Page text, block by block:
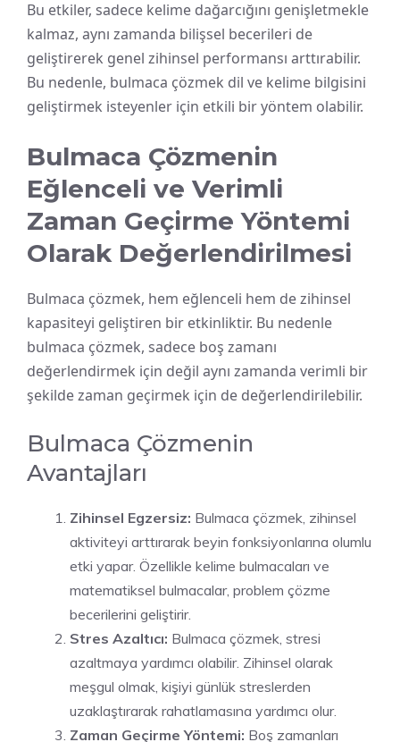
Bu etkiler, sadece kelime dağarcığını genişletmekle
kalmaz, aynı zamanda bilişsel becerileri de
geliştirerek genel zihinsel performansı arttırabilir.
Bu nedenle, bulmaca çözmek dil ve kelime bilgisini
geliştirmek isteyenler için etkili bir yöntem olabilir.
Bulmaca Çözmenin
Eğlenceli ve Verimli
Zaman Geçirme Yöntemi
Olarak Değerlendirilmesi
Bulmaca çözmek, hem eğlenceli hem de zihinsel
kapasiteyi geliştiren bir etkinliktir. Bu nedenle
bulmaca çözmek, sadece boş zamanı
değerlendirmek için değil aynı zamanda verimli bir
şekilde zaman geçirmek için de değerlendirilebilir.
Bulmaca Çözmenin
Avantajları
Zihinsel Egzersiz: Bulmaca çözmek, zihinsel
aktiviteyi arttırarak beyin fonksiyonlarına olumlu
etki yapar. Özellikle kelime bulmacaları ve
matematiksel bulmacalar, problem çözme
becerilerini geliştirir.
Stres Azaltıcı: Bulmaca çözmek, stresi
azaltmaya yardımcı olabilir. Zihinsel olarak
meşgul olmak, kişiyi günlük streslerden
uzaklaştırarak rahatlamasına yardımcı olur.
Zaman Geçirme Yöntemi: Boş zamanları